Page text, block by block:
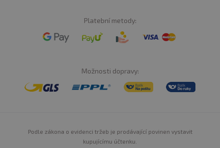
Platební metody:
Možnosti dopravy:
Podle zákona o evidenci tržeb je prodávající povinen vystavit
kupujícímu účtenku.